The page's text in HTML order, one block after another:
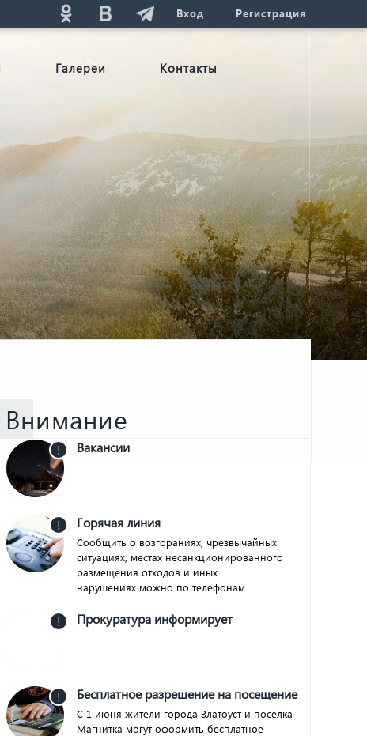
Вход Регистрация
Галереи Контакты
Внимание
Вакансии
!
Горячая линия
Сообщить о возгораниях, чрезвычайных
ситуациях, местах несанкционированного
размещения отходов и иных
нарушениях можно по телефонам
!
Прокуратура информирует
!
Бесплатное разрешение на посещение
С 1 июня жители города Златоуст и посёлка
Магнитка могут оформить бесплатное
!